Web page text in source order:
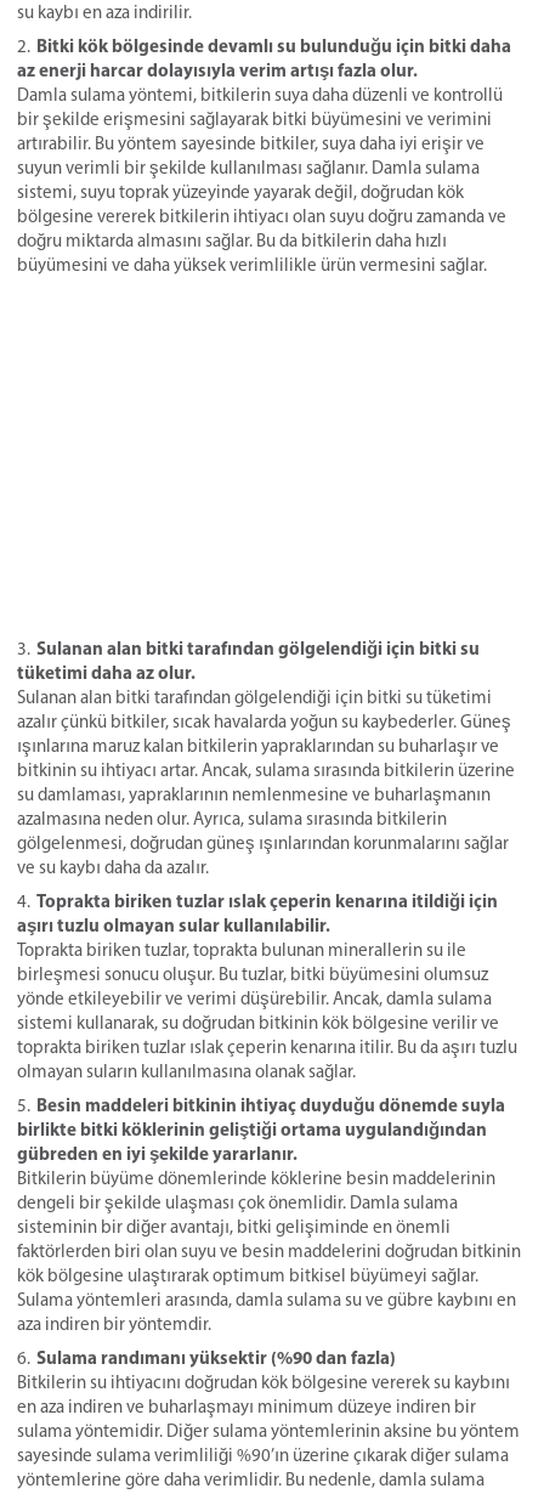
su kaybı en aza indirilir.
Bitki kök bölgesinde devamlı su bulunduğu için bitki daha
az enerji harcar dolayısıyla verim artışı fazla olur.
Damla sulama yöntemi, bitkilerin suya daha düzenli ve kontrollü
bir şekilde erişmesini sağlayarak bitki büyümesini ve verimini
artırabilir. Bu yöntem sayesinde bitkiler, suya daha iyi erişir ve
suyun verimli bir şekilde kullanılması sağlanır. Damla sulama
sistemi, suyu toprak yüzeyinde yayarak değil, doğrudan kök
bölgesine vererek bitkilerin ihtiyacı olan suyu doğru zamanda ve
doğru miktarda almasını sağlar. Bu da bitkilerin daha hızlı
büyümesini ve daha yüksek verimlilikle ürün vermesini sağlar.
Sulanan alan bitki tarafından gölgelendiği için bitki su
tüketimi daha az olur.
Sulanan alan bitki tarafından gölgelendiği için bitki su tüketimi
azalır çünkü bitkiler, sıcak havalarda yoğun su kaybederler. Güneş
ışınlarına maruz kalan bitkilerin yapraklarından su buharlaşır ve
bitkinin su ihtiyacı artar. Ancak, sulama sırasında bitkilerin üzerine
su damlaması, yapraklarının nemlenmesine ve buharlaşmanın
azalmasına neden olur. Ayrıca, sulama sırasında bitkilerin
gölgelenmesi, doğrudan güneş ışınlarından korunmalarını sağlar
ve su kaybı daha da azalır.
Toprakta biriken tuzlar ıslak çeperin kenarına itildiği için
aşırı tuzlu olmayan sular kullanılabilir.
Toprakta biriken tuzlar, toprakta bulunan minerallerin su ile
birleşmesi sonucu oluşur. Bu tuzlar, bitki büyümesini olumsuz
yönde etkileyebilir ve verimi düşürebilir. Ancak, damla sulama
sistemi kullanarak, su doğrudan bitkinin kök bölgesine verilir ve
toprakta biriken tuzlar ıslak çeperin kenarına itilir. Bu da aşırı tuzlu
olmayan suların kullanılmasına olanak sağlar.
Besin maddeleri bitkinin ihtiyaç duyduğu dönemde suyla
birlikte bitki köklerinin geliştiği ortama uygulandığından
gübreden en iyi şekilde yararlanır.
Bitkilerin büyüme dönemlerinde köklerine besin maddelerinin
dengeli bir şekilde ulaşması çok önemlidir. Damla sulama
sisteminin bir diğer avantajı, bitki gelişiminde en önemli
faktörlerden biri olan suyu ve besin maddelerini doğrudan bitkinin
kök bölgesine ulaştırarak optimum bitkisel büyümeyi sağlar.
Sulama yöntemleri arasında, damla sulama su ve gübre kaybını en
aza indiren bir yöntemdir.
Sulama randımanı yüksektir (%90 dan fazla)
Bitkilerin su ihtiyacını doğrudan kök bölgesine vererek su kaybını
en aza indiren ve buharlaşmayı minimum düzeye indiren bir
sulama yöntemidir. Diğer sulama yöntemlerinin aksine bu yöntem
sayesinde sulama verimliliği %90’ın üzerine çıkarak diğer sulama
yöntemlerine göre daha verimlidir. Bu nedenle, damla sulama